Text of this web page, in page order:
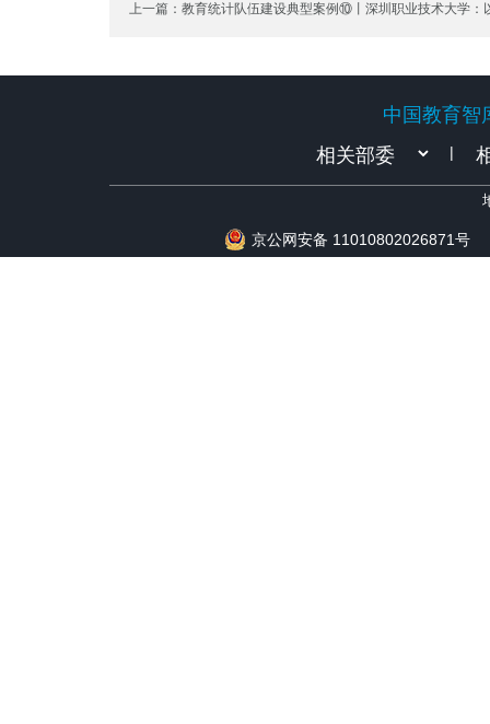
上一篇：教育统计队伍建设典型案例⑩丨深圳职业技术大学：
中国教育智
|
京公网安备 11010802026871号